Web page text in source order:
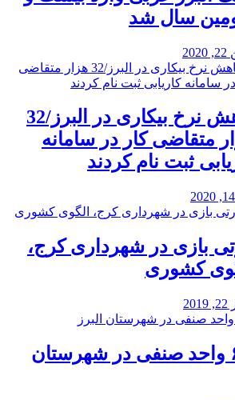
سال شد
کاهش نرخ بیکاری در البرز/32
متقاضی کار در سامانه
ثبت نام کردند
بازی در شهرداری کرج،
کشوری
پلمب ۶ واحد صنفی در شهرستان